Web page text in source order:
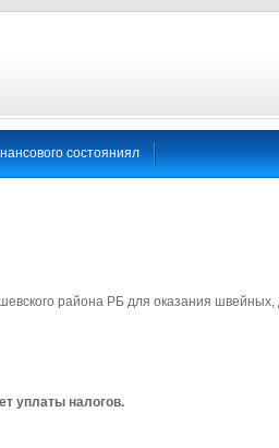
состояниял
района РБ для оказания швейных,
уплаты налогов.